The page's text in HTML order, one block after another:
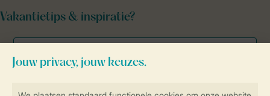
Vakantietips & inspiratie?